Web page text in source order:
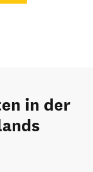
in der